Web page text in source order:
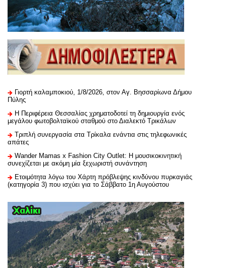
Γιορτή καλαμποκιού, 1/8/2026, στον Αγ. Βησσαρίωνα Δήμου
Πύλης
H Περιφέρεια Θεσσαλίας χρηματοδοτεί τη δημιουργία ενός
μεγάλου φωτοβολταϊκού σταθμού στο Διαλεκτό Τρικάλων
Τριπλή συνεργασία στα Τρίκαλα ενάντια στις τηλεφωνικές
απάτες
Wander Mamas x Fashion City Outlet: Η μουσικοκινητική
συνεχίζεται με ακόμη μία ξεχωριστή συνάντηση
Ετοιμότητα λόγω του Χάρτη πρόβλεψης κινδύνου πυρκαγιάς
(κατηγορία 3) που ισχύει για το Σάββατο 1η Αυγούστου